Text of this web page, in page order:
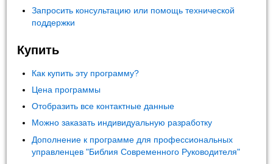
Запросить консультацию или помощь технической
поддержки
Купить
Как купить эту программу?
Цена программы
Отобразить все контактные данные
Можно заказать индивидуальную разработку
Дополнение к программе для профессиональных
управленцев "Библия Современного Руководителя"